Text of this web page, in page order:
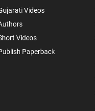
Videos
Videos
Paperback